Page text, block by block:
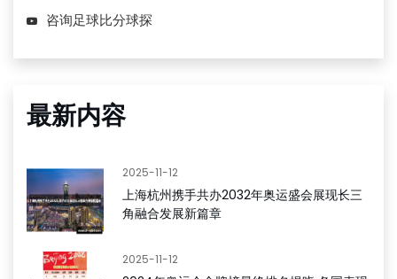
咨询足球比分球探
最新内容
2025-11-12
上海杭州携手共办2032年奥运盛会展现长三
角融合发展新篇章
2025-11-12